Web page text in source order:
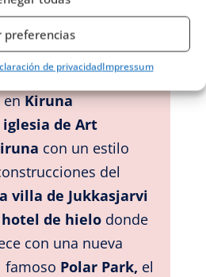
preferencias
de privacidadImpressum
las reservas de flora
donde
también alces y
junto con garcetas
enKiruna
iglesia de Art
con un estilo
del
villa de Jukkasjarvi
hotel de hielo donde
con una nueva
famoso Polar Park, el